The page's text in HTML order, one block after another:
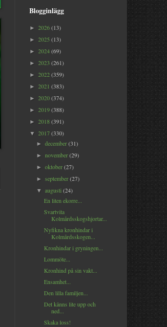
Blogginlägg
► 2026(13)
► 2025 (13)
► 2024(69)
► 2023 (261)
► 2022(359)
► 2021 (383)
► 2020(374)
► 2019(388)
► 2018 (391)
▼ 2017(330)
►december(31)
►november(29)
►oktober(27)
►september(27)
▼augusti(24)
En liten ekorre...
Svartvita
Kolmårdsskogshjortar...
Nyfikna kronhindar i
Kolmårdsskogen...
Kronhindar i gryningen...
Lommöte...
Kronhind på sin vakt...
Ensamhet...
Den lilla familjen...
Det känns lite upp och
ned...
Skaka loss!